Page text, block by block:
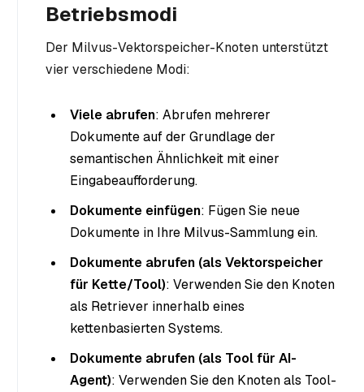
Betriebsmodi
Der Milvus-Vektorspeicher-Knoten unterstützt
vier verschiedene Modi:
Viele abrufen: Abrufen mehrerer
Dokumente auf der Grundlage der
semantischen Ähnlichkeit mit einer
Eingabeaufforderung.
Dokumente einfügen: Fügen Sie neue
Dokumente in Ihre Milvus-Sammlung ein.
Dokumente abrufen (als Vektorspeicher
für Kette/Tool): Verwenden Sie den Knoten
als Retriever innerhalb eines
kettenbasierten Systems.
Dokumente abrufen (als Tool für AI-
Agent): Verwenden Sie den Knoten als Tool-